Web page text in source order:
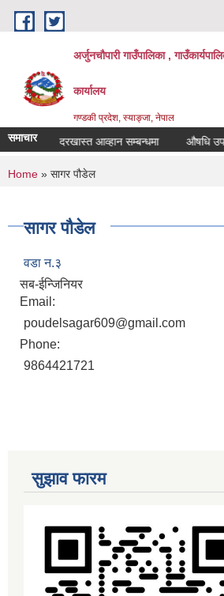
Skip to main content
अर्जुनचौपारी गाउँपालिका ,
कार्यालय
गण्डकी प्रदेश, स्याङ्जा, नेपाल
समाचार
लागि दरखास्त आव्हान सम्बन्धमा औषधि
You are here
Home » सागर पौडेल
सागर पौडेल
वडा न.३
सब-ईन्जिनियर
Email:
poudelsagar609@gmail.com
Phone:
9864421721
सुझाव फारम